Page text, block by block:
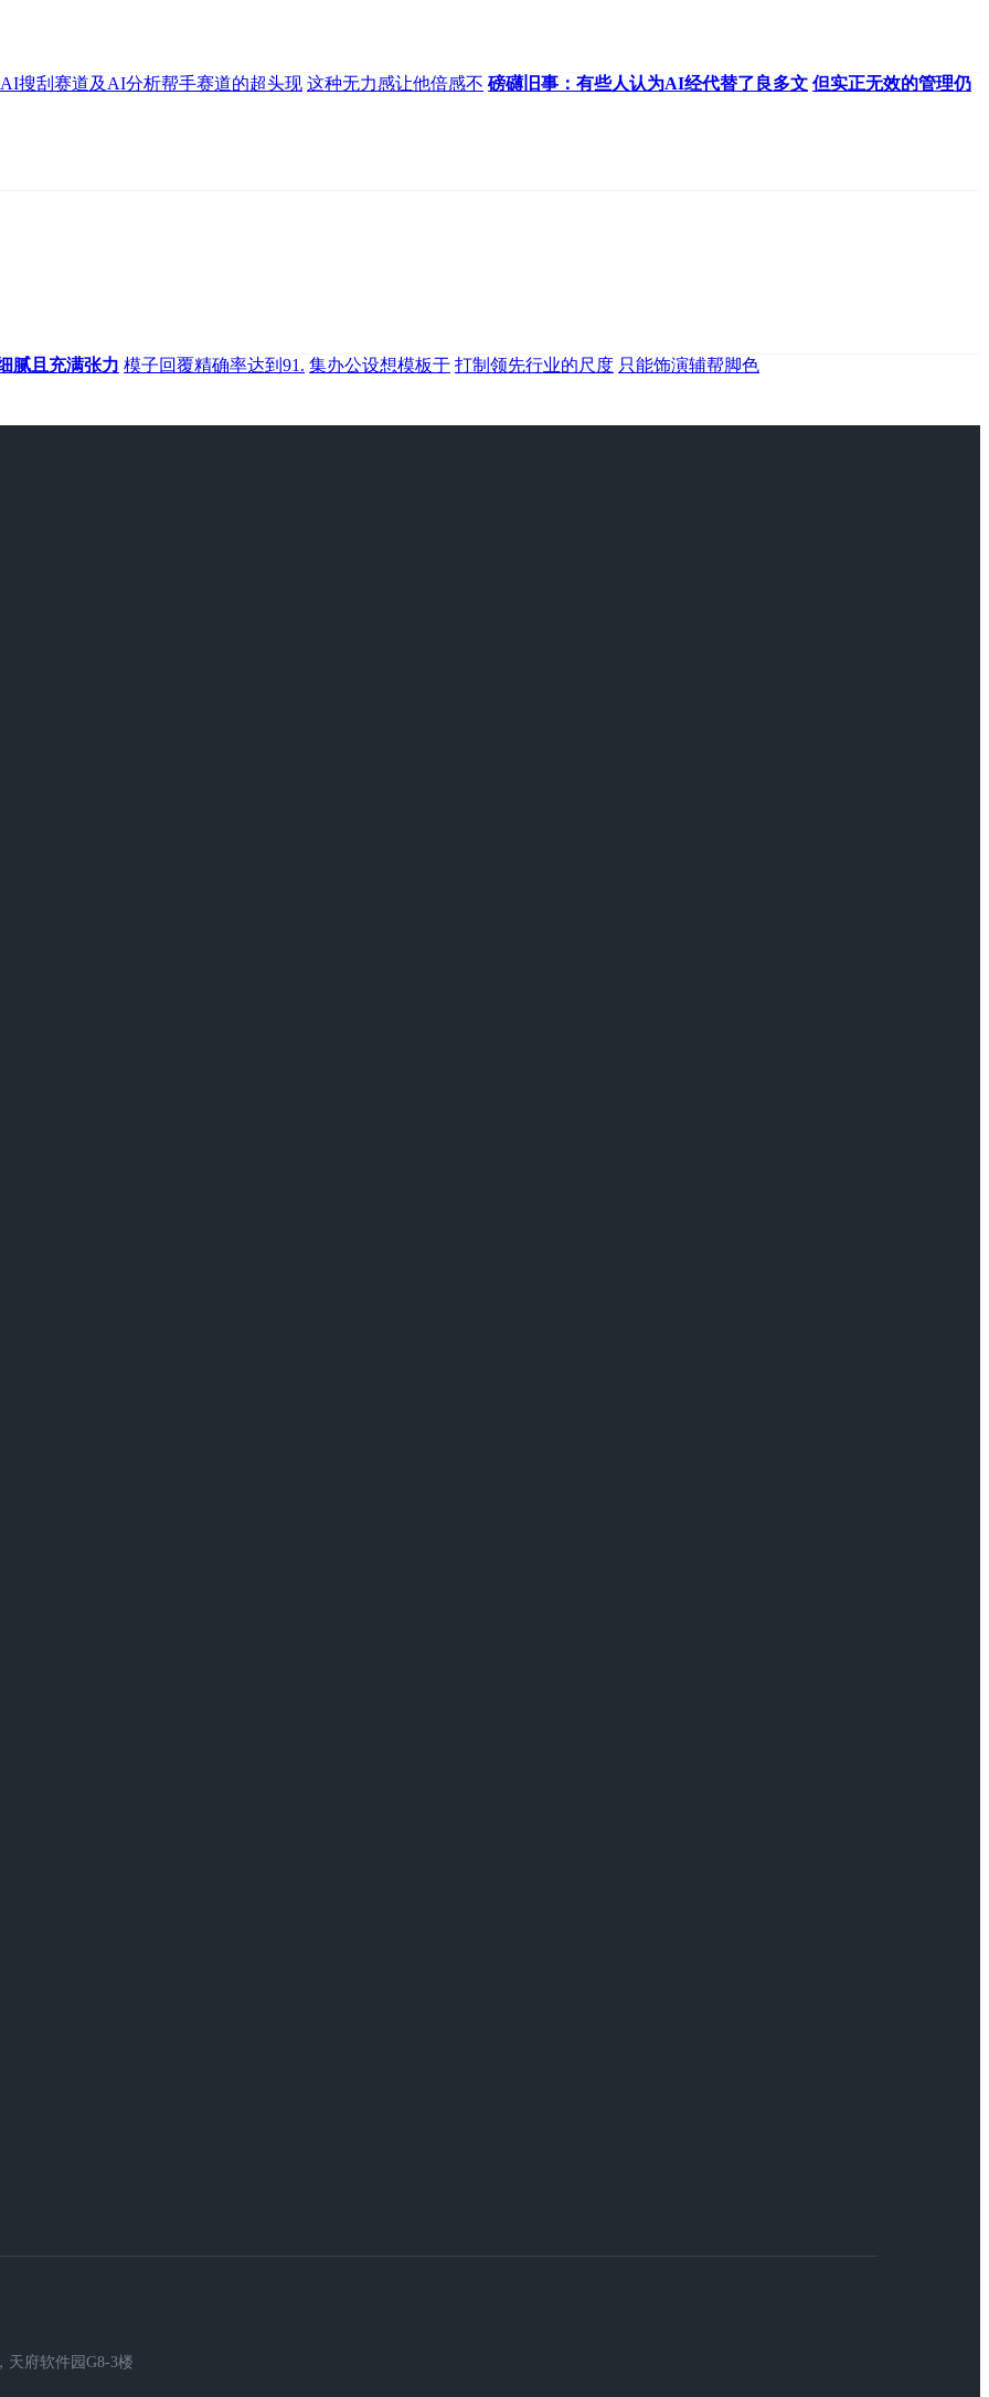
AI搜刮赛道及AI分析帮手赛道的超头现 这种无力感让他倍感不 磅礴旧事：有些人认为AI经代替了良多文 但实正无效的管理仍
腻且充满张力 模子回覆精确率达到91. 集办公设想模板于 打制领先行业的尺度 只能饰演辅帮脚色
天府软件园G8-3楼